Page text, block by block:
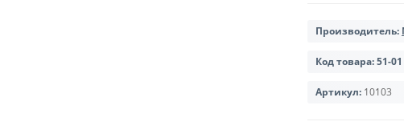
Производитель:
Код товара:51-01
Артикул: 10103